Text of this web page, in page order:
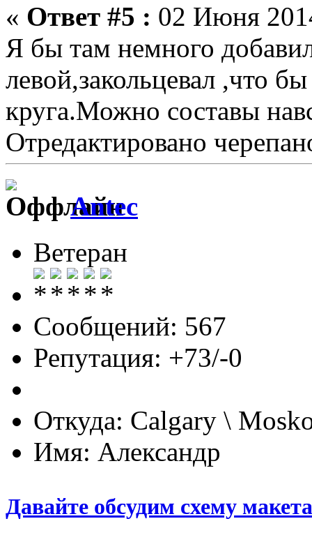
« Ответ #5 : 02 Июня
Я бы там немного
левой,закольцевал ,что
круга.Можно составы
Отредактировано
Antec
Ветеран
Сообщений: 567
Репутация: +73/-0
Откуда: Calgary \
Имя: Александр
Давайте обсудим схему макета